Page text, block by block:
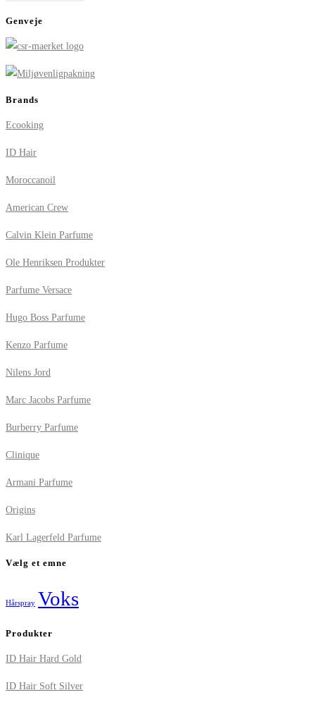
Genveje
Brands
Ecooking
ID Hair
Moroccanoil
American Crew
Calvin Klein Parfume
Ole Henriksen Produkter
Parfume Versace
Hugo Boss Parfume
Kenzo Parfume
Nilens Jord
Marc Jacobs Parfume
Burberry Parfume
Clinique
Armani Parfume
Origins
Karl Lagerfeld Parfume
Vælg et emne
Hårspray Voks
Produkter
ID Hair Hard Gold
ID Hair Soft Silver